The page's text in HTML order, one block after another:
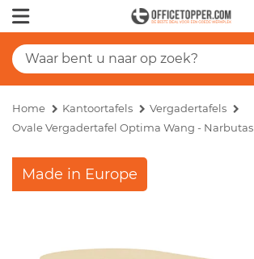
Home Kantoortafels
Vergadertafels
Ovale Vergadertafel Optima Wang - Narbutas
Made in Europe